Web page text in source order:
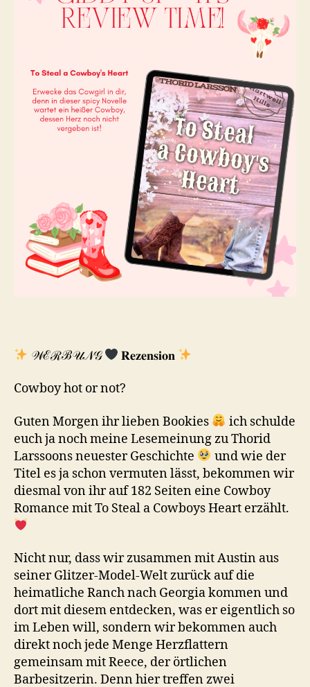
𝒲ℰℛℬ𝒰𝒩𝒢 𝐑𝐞𝐳𝐞𝐧𝐬𝐢𝐨𝐧
Cowboy hot or not?
Guten Morgen ihr lieben Bookies
ich schulde
euch ja noch meine Lesemeinung zu Thorid
Larssoons neuester Geschichte
und wie der
Titel es ja schon vermuten lässt, bekommen wir
diesmal von ihr auf 182 Seiten eine Cowboy
Romance mit To Steal a Cowboys Heart erzählt.
Nicht nur, dass wir zusammen mit Austin aus
seiner Glitzer-Model-Welt zurück auf die
heimatliche Ranch nach Georgia kommen und
dort mit diesem entdecken, was er eigentlich so
im Leben will, sondern wir bekommen auch
direkt noch jede Menge Herzflattern
gemeinsam mit Reece, der örtlichen
Barbesitzerin. Denn hier treffen zwei